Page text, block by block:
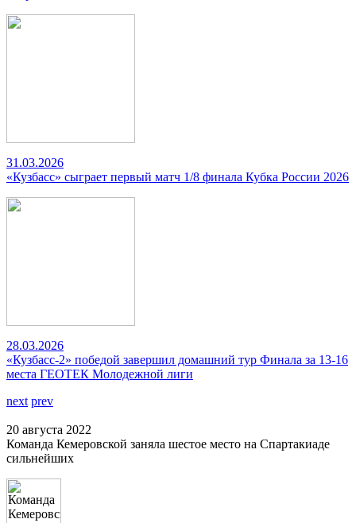
31.03.2026
«Кузбасс» сыграет первый матч 1/8 финала Кубка России 2026
28.03.2026
«Кузбасс-2» победой завершил домашний тур Финала за 13-16
места ГЕОТЕК Молодежной лиги
next prev
20 августа 2022
Команда Кемеровской заняла шестое место на Спартакиаде
сильнейших